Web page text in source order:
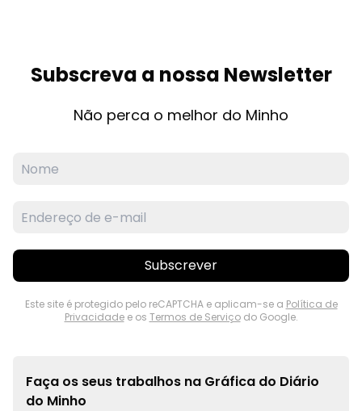
Subscreva a nossa Newsletter
Não perca o melhor do Minho
Subscrever
Este site é protegido pelo reCAPTCHA e aplicam-se a Política de
Privacidadee os Termos de Serviçodo Google.
Faça os seus trabalhos na Gráfica do Diário
do Minho